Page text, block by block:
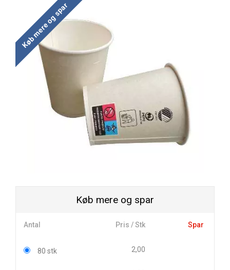
Køb mere og spar
Køb mere og spar
Antal Pris / Stk Spar
80 stk 2,00